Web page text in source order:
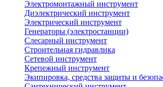
Электромонтажный инструмент
Диэлектрический инструмент
Электрический инструмент
Генераторы (электростанции)
Слесарный инструмент
Строительная гидравлика
Сетевой инструмент
Крепежный инструмент
Экипировка, средства защиты и